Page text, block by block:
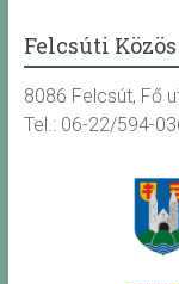
Felcsúti
8086 Felcsút, Fő
Tel.: 06-22/594-